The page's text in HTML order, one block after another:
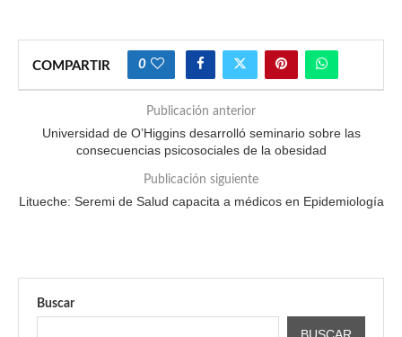
COMPARTIR 0
Publicación anterior
Universidad de O’Higgins desarrolló seminario sobre las
consecuencias psicosociales de la obesidad
Publicación siguiente
Litueche: Seremi de Salud capacita a médicos en Epidemiología
Buscar
BUSCAR